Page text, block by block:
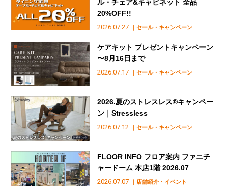
2026.07.27 ｜セール・キャンペーン
ル・チェア&キャビネット 全品
20%OFF!!
2026.07.17 ｜セール・キャンペーン
ケアキット プレゼントキャンペーン
〜8月16日まで
2026.07.12 ｜セール・キャンペーン
2026.夏のストレスレス®︎キャンペー
ン｜Stressless
2026.07.07 ｜店舗紹介・イベント
FLOOR INFO フロア案内 ファニチ
ャードーム 本店1階 2026.07